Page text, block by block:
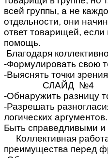
всей группы, а не
отдельности, они
ответ товарищей,
помощь.
Благодаря
-Формулировать свою
-Выяснять точки
СЛАЙД №4
-Обнаружить разницу
-Разрешать
логических аргументов.
Быть справедливыми
Коллективная
преимущества перед